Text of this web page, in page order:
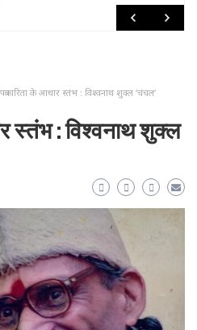
पत्रकारिता के आधार स्तंभ : विश्वनाथ शुक्ल ‘चंचल‘
स्तंभ : विश्वनाथ शुक्ल